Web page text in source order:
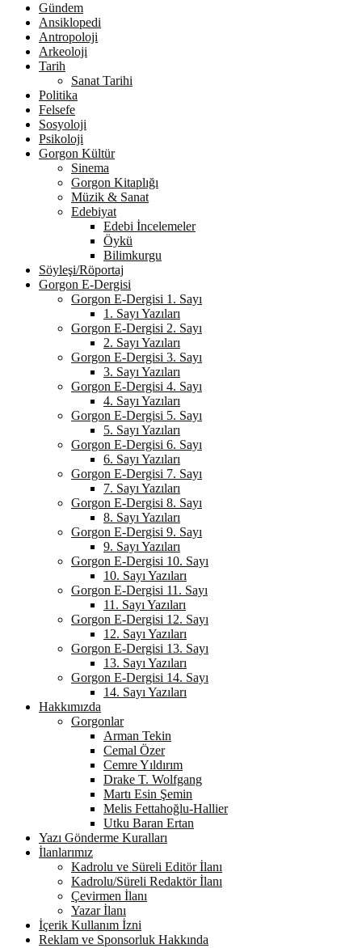
Gündem
Ansiklopedi
Antropoloji
Arkeoloji
Tarih
Sanat Tarihi
Politika
Felsefe
Sosyoloji
Psikoloji
Gorgon Kültür
Sinema
Gorgon Kitaplığı
Müzik & Sanat
Edebiyat
Edebi İncelemeler
Öykü
Bilimkurgu
Söyleşi/Röportaj
Gorgon E-Dergisi
Gorgon E-Dergisi 1. Sayı
1. Sayı Yazıları
Gorgon E-Dergisi 2. Sayı
2. Sayı Yazıları
Gorgon E-Dergisi 3. Sayı
3. Sayı Yazıları
Gorgon E-Dergisi 4. Sayı
4. Sayı Yazıları
Gorgon E-Dergisi 5. Sayı
5. Sayı Yazıları
Gorgon E-Dergisi 6. Sayı
6. Sayı Yazıları
Gorgon E-Dergisi 7. Sayı
7. Sayı Yazıları
Gorgon E-Dergisi 8. Sayı
8. Sayı Yazıları
Gorgon E-Dergisi 9. Sayı
9. Sayı Yazıları
Gorgon E-Dergisi 10. Sayı
10. Sayı Yazıları
Gorgon E-Dergisi 11. Sayı
11. Sayı Yazıları
Gorgon E-Dergisi 12. Sayı
12. Sayı Yazıları
Gorgon E-Dergisi 13. Sayı
13. Sayı Yazıları
Gorgon E-Dergisi 14. Sayı
14. Sayı Yazıları
Hakkımızda
Gorgonlar
Arman Tekin
Cemal Özer
Cemre Yıldırım
Drake T. Wolfgang
Martı Esin Şemin
Melis Fettahoğlu-Hallier
Utku Baran Ertan
Yazı Gönderme Kuralları
İlanlarımız
Kadrolu ve Süreli Editör İlanı
Kadrolu/Süreli Redaktör İlanı
Çevirmen İlanı
Yazar İlanı
İçerik Kullanım İzni
Reklam ve Sponsorluk Hakkında